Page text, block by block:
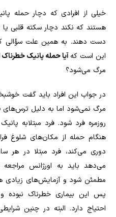
خیلی از افرادی که دچار حمله
هستند که نکند دچار سکته قلبی
دست دهند. به همین علت سؤالی
این است که آیا حمله پانیک
مرگ می‌شود؟
در جواب این افراد باید گفت
مرگ نمی‌شود اما به دلیل ترس‌های
روزمره فرد شود. فرد مبتلابه
هنگام حمله از مکان‌های شلوغ
دوری می‌کند، فرد مبتلا در
می‌دهد باید به اورژانس
مطمئن شود و آزمایش‌های زیادی
پس این بیماری خطرناک
احتیاج دارد. البته در چنین